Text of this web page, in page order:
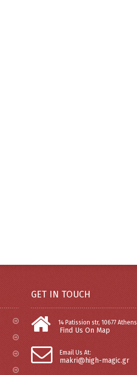
GET IN TOUCH
14 Patission str, 10677
Find Us On Map
Email Us At:
makri@high-magic.gr